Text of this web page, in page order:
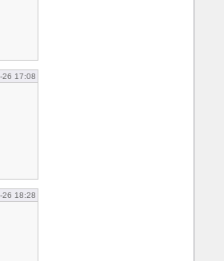
26 17:08
26 18:28